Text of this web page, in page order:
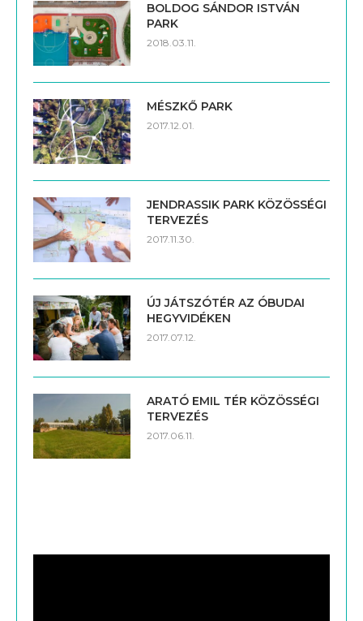
BOLDOG SÁNDOR ISTVÁN
PARK
2018.03.11.
MÉSZKŐ PARK
2017.12.01.
JENDRASSIK PARK KÖZÖSSÉGI
TERVEZÉS
2017.11.30.
ÚJ JÁTSZÓTÉR AZ ÓBUDAI
HEGYVIDÉKEN
2017.07.12.
ARATÓ EMIL TÉR KÖZÖSSÉGI
TERVEZÉS
2017.06.11.